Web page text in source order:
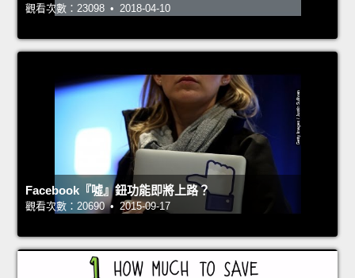
觀看次數：23098 • 2018-04-10
Facebook『噓』鈕功能即將上路？
觀看次數：20690 • 2015-09-17